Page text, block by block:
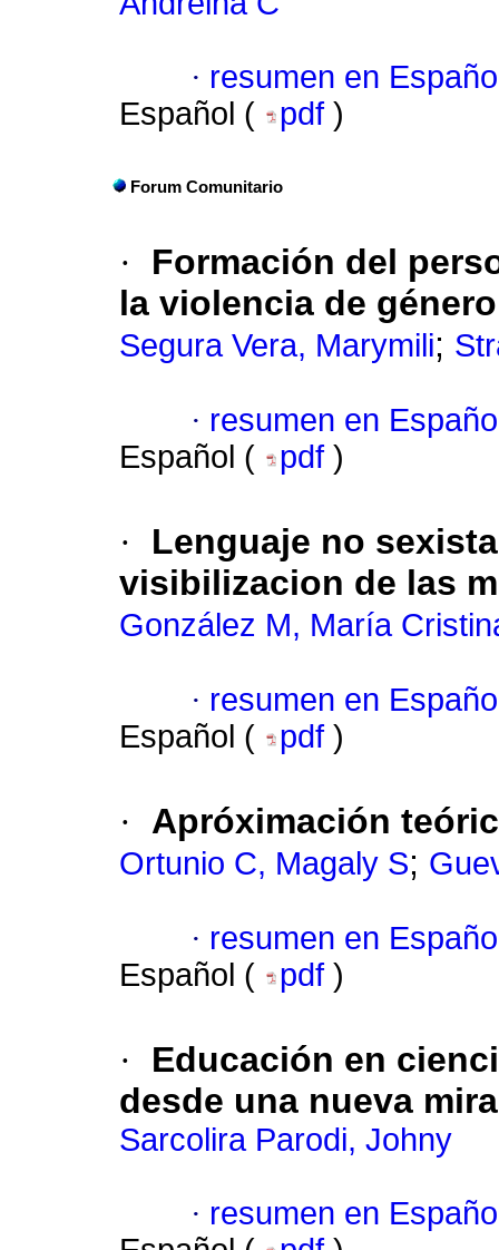
· resumen en
Español (
pdf )
Forum Comunitario
·
Formación del
la violencia de
Segura Vera, Marymili;
· resumen en
Español (
pdf )
· Lenguaje no sexista
visibilizacion de las
González M, María
· resumen en
Español (
pdf )
· Apróximación
Ortunio C, Magaly S;
· resumen en
Español (
pdf )
·
Educación en
desde una nueva
Sarcolira Parodi, Johny
· resumen en